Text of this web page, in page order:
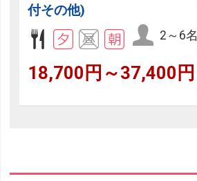
付その他)
2～6名
18,700円～37,400円